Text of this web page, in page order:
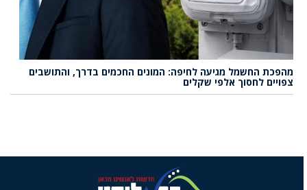
מהפכת החשמל מגיעה לחיפה: המונים החכמים בדרך, והתושבים
צפויים לחסוך אלפי שקלים